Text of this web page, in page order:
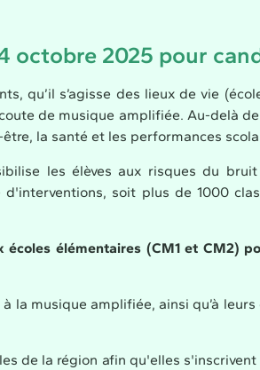
octobre 2025 pour
qu’il s’agisse des lieux de vie
de musique amplifiée. Au-delà
la santé et les performances
les élèves aux risques du
soit plus de 1000
élémentaires (CM1 et CM2)
la musique amplifiée, ainsi qu’à
de la région afin qu'elles